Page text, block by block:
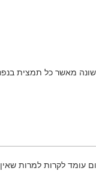
מאשר כל תמצית
עומד לקרות למרות